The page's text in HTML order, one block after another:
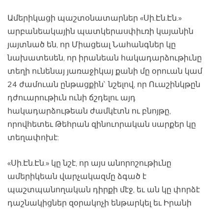
Ամերիկացի պաշտօնատարներ «Սի.Էն.Էն.»
արբանեակային պատկերասփիւռի կայանին
յայտնած են, որ Միացեալ Նահանգներ կը
նախատեսեն, որ իրանեան հակադարձութիւնը
տեղի ունենայ յառաջիկայ քանի մը օրուան կամ
24 ժամուան ընթացքին` նշելով, որ Ուաշինկթըն
դժուարութիւն ունի ճշդելու այդ
հակադարձութեան ժամկէտն ու բնոյթը,
որովհետեւ Թեհրան զինուորական սարքեր կը
տեղափոխէ:
«Սի.Էն.Էն.» կը նշէ, որ այս անորոշութիւնը
ամերիկեան վարչակազմը ձգած է
պաշտպանողական դիրքի մէջ, եւ ան կը փորձէ
դաշնակիցներ զօրակոչի ենթարկել եւ Իրանի